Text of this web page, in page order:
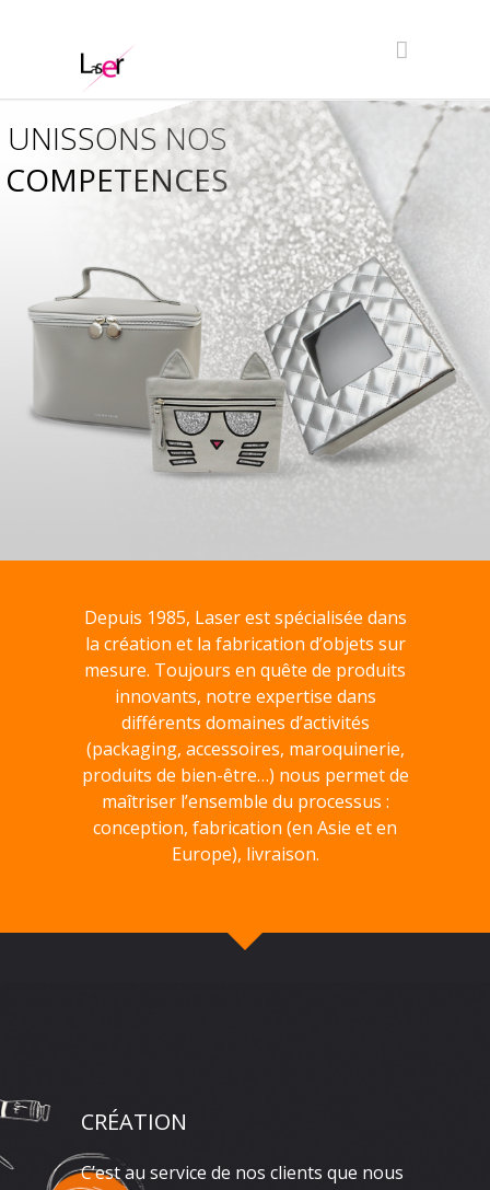
COMPETENCES
UNISSONS NOS
Depuis 1985, Laser est spécialisée dans
la création et la fabrication d’objets sur
mesure. Toujours en quête de produits
innovants, notre expertise dans
différents domaines d’activités
(packaging, accessoires, maroquinerie,
produits de bien-être…) nous permet de
maîtriser l’ensemble du processus :
conception, fabrication (en Asie et en
Europe), livraison.
CRÉATION
C’est au service de nos clients que nous